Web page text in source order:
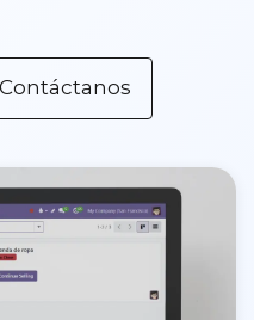
Contáctanos